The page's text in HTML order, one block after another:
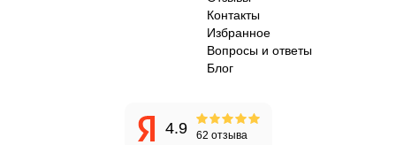
Контакты
Избранное
Вопросы и ответы
Блог
4.9 62 отзыва